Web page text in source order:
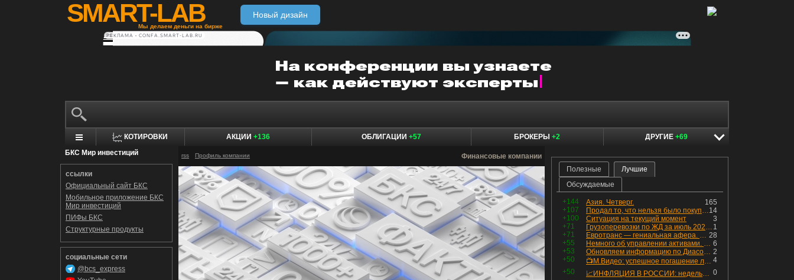
SMART-LAB
Мы делаем деньги на бирже
Новый дизайн
РЕКЛАМА • CONFA.SMART-LAB.RU
КОТИРОВКИ АКЦИИ +136 ОБЛИГАЦИИ +57 БРОКЕРЫ +2 ДРУГИЕ +69
БКС Мир инвестиций
ссылки
Официальный сайт БКС
Мобильное приложение БКС
Мир инвестиций
ПИФы БКС
Структурные продукты
социальные сети
@bcs_express
rss Профиль компании Финансовые компании
Полезные
Лучшие
Обсуждаемые
+144 165
Азия. Четверг.
+107
14
Продал то, что нельзя было покупать. Изменения в портфеле
+100
3
Ситуация на текущий момент
+71
1
Грузоперевозки по ЖД за июль 2026 г. — четвёртый месяц подряд роста, чёрные металлы на уровне прошлого года, а каменный уголь в плюсе.
+71
28
Евротранс — гениальная афера. Собрал с инвесторов денег, выплатил дивидендов больше текущей капитализации и ушёл в дефолт
+55
6
Немного об управлении активами. Для заинтересованных
+53
2
Обновляем информацию по Диасофту: дивиденды и выкуп
+50
4
📺М.Видео: успешное погашение любимого флоатера
+50
0
📈ИНФЛЯЦИЯ В РОССИИ: недельная дефляция, но в годовом выражении рост 😢